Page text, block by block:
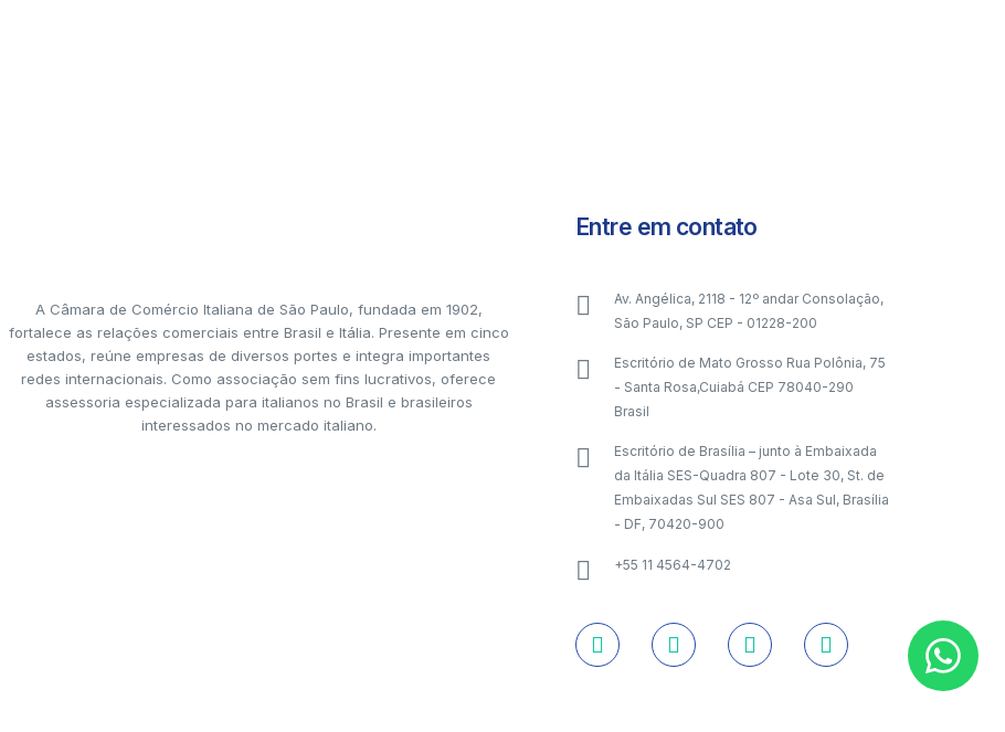
A Câmara de Comércio Italiana de São Paulo, fundada em 1902,
fortalece as relações comerciais entre Brasil e Itália. Presente em cinco
estados, reúne empresas de diversos portes e integra importantes
redes internacionais. Como associação sem fins lucrativos, oferece
assessoria especializada para italianos no Brasil e brasileiros
interessados no mercado italiano.
Entre em contato
Av. Angélica, 2118 - 12º andar Consolação,
São Paulo, SP CEP - 01228-200
Escritório de Mato Grosso Rua Polônia, 75
- Santa Rosa,Cuiabá CEP 78040-290
Brasil
Escritório de Brasília – junto à Embaixada
da Itália SES-Quadra 807 - Lote 30, St. de
Embaixadas Sul SES 807 - Asa Sul, Brasília
- DF, 70420-900
+55 11 4564-4702